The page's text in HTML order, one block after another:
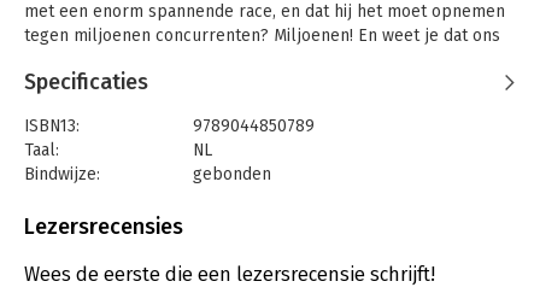
met een enorm spannende race, en dat hij het moet opnemen
tegen miljoenen concurrenten? Miljoenen! En weet je dat ons
andere voor zorgen dat je kunt leren? Geen miljoenen of
25 mysteries nemen je mee op een boeiende speurtocht door
het menselijk lichaam, van je hersenen naar je hart en via het
spijsverteringsstelsel en je urinewegen tot binnen in je botten!
Een boek om je met vrienden of familie te vermaken of om
jaar.
Specificaties
ISBN13:
9789044850789
Taal:
NL
Bindwijze:
gebonden
Uitgever:
Verschijningsdatum:
14-3-2023
Lezersrecensies
Wees de eerste die een lezersrecensie schrijft!